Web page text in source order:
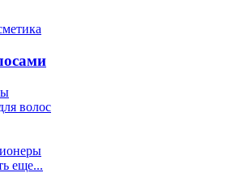
волос
еще...